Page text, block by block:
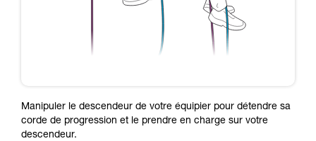
Manipuler le descendeur de votre équipier pour détendre sa
corde de progression et le prendre en charge sur votre
descendeur.